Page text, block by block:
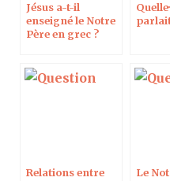
Jésus a-t-il
enseigné le Notre
Père en grec ?
Relations entre
Le